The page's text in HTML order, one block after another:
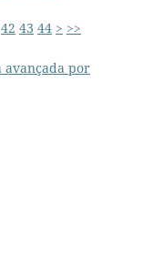
42 43 44 > >>
avançada por